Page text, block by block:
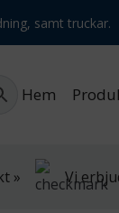
samt truckar.
Hem
» Vi